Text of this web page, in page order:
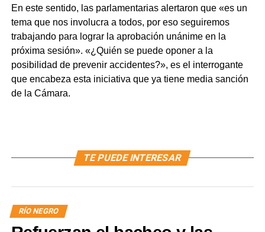
En este sentido, las parlamentarias alertaron que «es un
tema que nos involucra a todos, por eso seguiremos
trabajando para lograr la aprobación unánime en la
próxima sesión». «¿Quién se puede oponer a la
posibilidad de prevenir accidentes?», es el interrogante
que encabeza esta iniciativa que ya tiene media sanción
de la Cámara.
TE PUEDE INTERESAR
RÍO NEGRO